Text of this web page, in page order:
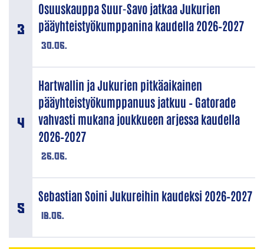
30.06.
Osuuskauppa Suur-Savo jatkaa Jukurien
pääyhteistyökumppanina kaudella 2026–2027
26.06.
Hartwallin ja Jukurien pitkäaikainen
pääyhteistyökumppanuus jatkuu – Gatorade
vahvasti mukana joukkueen arjessa kaudella
2026–2027
18.06.
Sebastian Soini Jukureihin kaudeksi 2026–2027